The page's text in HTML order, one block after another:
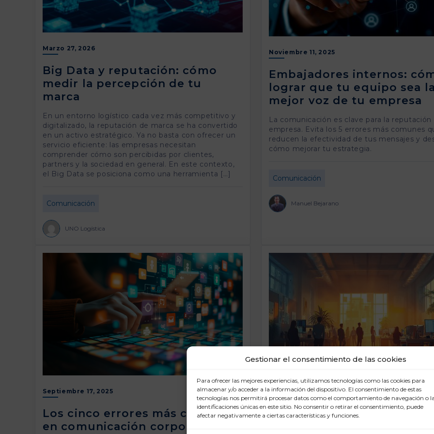
Gestionar el consentimiento de las cookies
Para ofrecer las mejores experiencias, utilizamos tecnologías como las cookies para
almacenar y/o acceder a la información del dispositivo. El consentimiento de estas
tecnologías nos permitirá procesar datos como el comportamiento de navegación o
identificaciones únicas en este sitio. No consentir o retirar el consentimiento, puede
afectar negativamente a ciertas características y funciones.
Marzo 27, 2026
Big Data y reputación: cómo
medir la percepción de tu
marca
En un entorno logístico cada vez más competitivo y
digitalizado, la reputación de marca se ha convertido
en un activo estratégico. Ya no basta con ofrecer un
servicio eficiente: las empresas necesitan
comprender cómo son percibidas por clientes,
partners y la sociedad en general. En este contexto,
el Big Data se posiciona como una herramienta […]
Comunicación
UNO Logística
Noviembre 11, 2025
Embajadores internos:
lograr que tu equipo sea
mejor voz de tu empresa
La comunicación es clave para la
empresa. Evita los 5 errores más comunes
reducen la efectividad de tus mensajes y
cómo mejorar tu estrategia.
Comunicación
Manuel Bejarano
Septiembre 17, 2025
Los cinco errores más comunes
en comunicación corporativa y
Junio 16, 2025
Seis claves para mejorar la